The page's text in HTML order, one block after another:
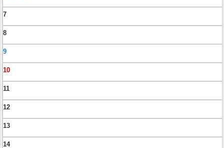
7
8
9
10
11
12
13
14